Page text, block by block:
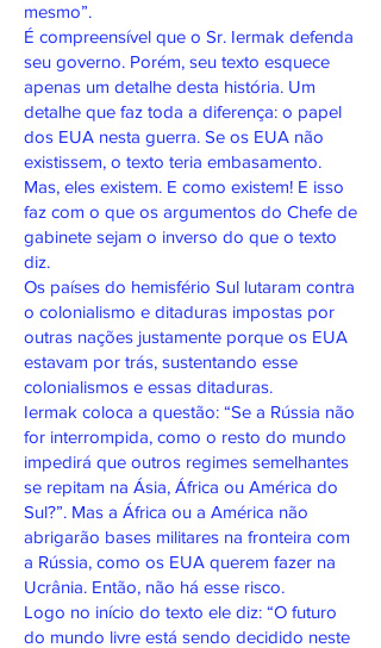
mesmo”.
É compreensível que o Sr. Iermak defenda
seu governo. Porém, seu texto esquece
apenas um detalhe desta história. Um
detalhe que faz toda a diferença: o papel
dos EUA nesta guerra. Se os EUA não
existissem, o texto teria embasamento.
Mas, eles existem. E como existem! E isso
faz com o que os argumentos do Chefe de
gabinete sejam o inverso do que o texto
diz.
Os países do hemisfério Sul lutaram contra
o colonialismo e ditaduras impostas por
outras nações justamente porque os EUA
estavam por trás, sustentando esse
colonialismos e essas ditaduras.
Iermak coloca a questão: “Se a Rússia não
for interrompida, como o resto do mundo
impedirá que outros regimes semelhantes
se repitam na Ásia, África ou América do
Sul?”. Mas a África ou a América não
abrigarão bases militares na fronteira com
a Rússia, como os EUA querem fazer na
Ucrânia. Então, não há esse risco.
Logo no início do texto ele diz: “O futuro
do mundo livre está sendo decidido neste